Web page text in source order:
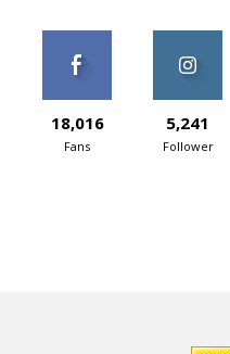
18,016
Fans
5,241
Follower